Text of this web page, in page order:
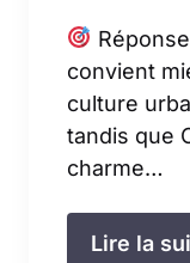
convient
culture
tandis que
charme…
Lire la